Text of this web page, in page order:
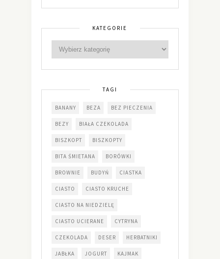
KATEGORIE
TAGI
BANANY BEZA BEZ PIECZENIA
BEZY BIAŁA CZEKOLADA
BISZKOPT BISZKOPTY
BITA ŚMIETANA BORÓWKI
BROWNIE BUDYŃ CIASTKA
CIASTO CIASTO KRUCHE
CIASTO NA NIEDZIELĘ
CIASTO UCIERANE CYTRYNA
CZEKOLADA DESER HERBATNIKI
JABŁKA JOGURT KAJMAK